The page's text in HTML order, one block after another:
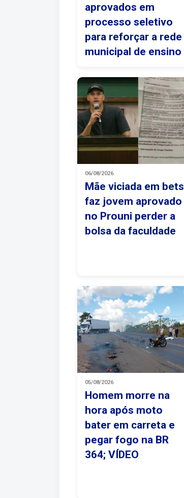
aprovados em
processo seletivo
para reforçar a rede
municipal de ensino
06/08/2026
Mãe viciada em bets
faz jovem aprovado
no Prouni perder a
bolsa da faculdade
05/08/2026
Homem morre na
hora após moto
bater em carreta e
pegar fogo na BR
364; VÍDEO